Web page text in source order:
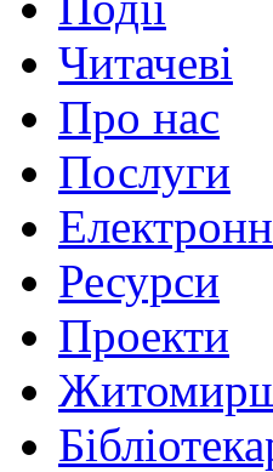
Читачеві
Про нас
Послуги
Ресурси
Проекти